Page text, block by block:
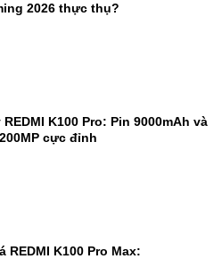
2026 thực thụ?
REDMI K100 Pro: Pin 9000mAh và
cực đỉnh
REDMI K100 Pro Max: